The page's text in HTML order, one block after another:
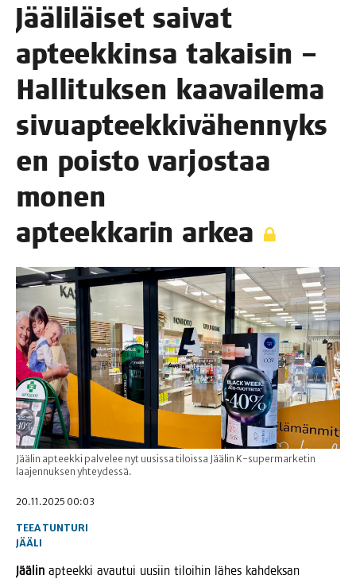
Jää­li­läi­set sai­vat
apteek­kin­sa takai­sin –
Hal­li­tuk­sen kaa­vai­le­ma
sivuap­teek­ki­vä­hen­nyk­s
en pois­to var­jos­taa
monen
apteek­ka­rin arkea
Jäälin apteekki palvelee nyt uusissa tiloissa Jäälin K-supermarketin
laajennuksen yhteydessä.
20.11.2025 00:03
TEEA TUNTURI
JÄÄLI
Jää­lin apteek­ki avau­tui uusiin tiloi­hin lähes kah­dek­san